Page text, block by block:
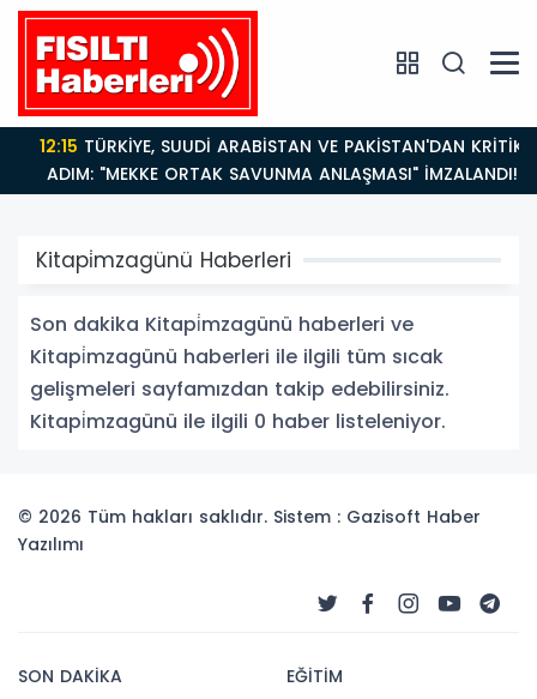
12:15TÜRKİYE, SUUDİ ARABİSTAN VE PAKİSTAN'DAN KRİTİK
ADIM: "MEKKE ORTAK SAVUNMA ANLAŞMASI" İMZALANDI!
Kitapi̇mzagünü Haberleri
Son dakika Kitapi̇mzagünü haberleri ve
Kitapi̇mzagünü haberleri ile ilgili tüm sıcak
gelişmeleri sayfamızdan takip edebilirsiniz.
Kitapi̇mzagünü ile ilgili 0 haber listeleniyor.
© 2026 Tüm hakları saklıdır. Sistem : Gazisoft Haber
Yazılımı
SON DAKİKA
EĞİTİM